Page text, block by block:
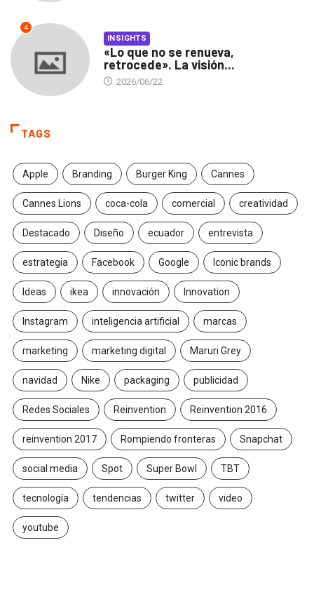
4
INSIGHTS
«Lo que no se renueva,
retrocede». La visión...
2026/06/22
TAGS
Apple Branding Burger King Cannes
Cannes Lions coca-cola comercial creatividad
Destacado Diseño ecuador entrevista
estrategia Facebook Google Iconic brands
Ideas ikea innovación Innovation
Instagram inteligencia artificial marcas
marketing marketing digital Maruri Grey
navidad Nike packaging publicidad
Redes Sociales Reinvention Reinvention 2016
reinvention 2017 Rompiendo fronteras Snapchat
social media Spot Super Bowl TBT
tecnología tendencias twitter video
youtube